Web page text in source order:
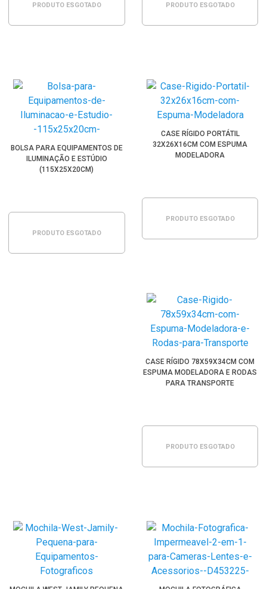
PRODUTO ESGOTADO PRODUTO ESGOTADO
BOLSA PARA EQUIPAMENTOS DE
ILUMINAÇÃO E ESTÚDIO
(115X25X20CM)
PRODUTO ESGOTADO
CASE RÍGIDO PORTÁTIL
32X26X16CM COM ESPUMA
MODELADORA
PRODUTO ESGOTADO
CASE RÍGIDO 78X59X34CM COM
ESPUMA MODELADORA E RODAS
PARA TRANSPORTE
PRODUTO ESGOTADO